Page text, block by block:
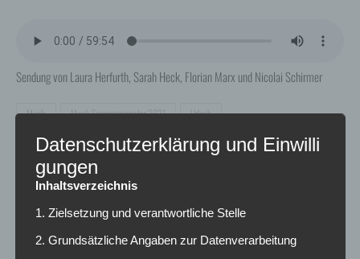
Sendung von Laura Herfurth, Sarah Heck, Florian Marx und Nicolai Schirmer
Musik Musik Sommersemester 2021 Urlaub
0 Kommentare
EINE ANTWORT SCHREIBEN
Datenschutzerklärung und Einwilli
gungen
Inhaltsverzeichnis
1. Zielsetzung und verantwortliche Stelle
2. Grundsätzliche Angaben zur Datenverarbeitung